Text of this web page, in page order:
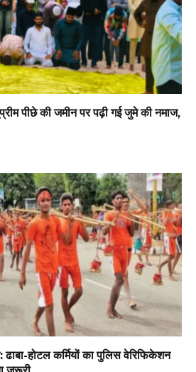
पीछे की जमीन पर पढ़ी गई जुमे की नमाज,
ढाबा-होटल कर्मियों का पुलिस वेरिफिकेशन